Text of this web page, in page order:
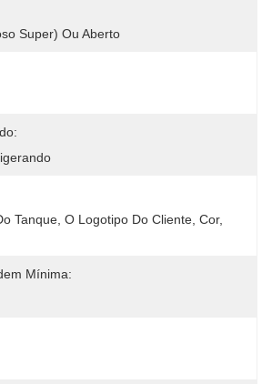
Super) Ou Aberto
Tanque, O Logotipo Do Cliente, Cor,
Mínima: